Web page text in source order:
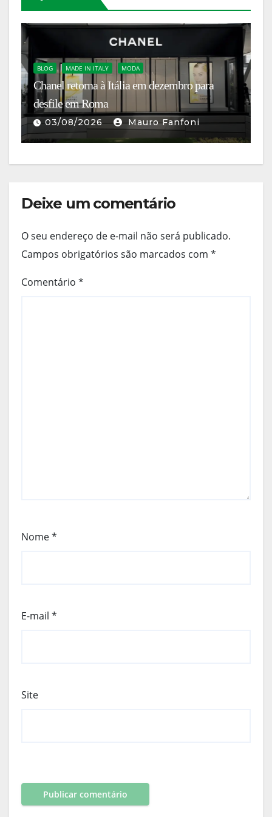
BLOG MADE IN ITALY MODA
Chanel retorna à Itália em dezembro para
desfile em Roma
03/08/2026 Mauro Fanfoni
Deixe um comentário
O seu endereço de e-mail não será publicado.
Campos obrigatórios são marcados com *
Comentário *
Nome*
E-mail *
Site